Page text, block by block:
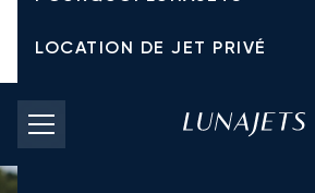
LOCATION DE JET PRIVÉ
TARIFS D'AFFRÈTEMENT
JETS PRIVÉS